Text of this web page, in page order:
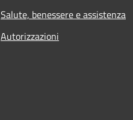
Salute, benessere e assistenza
Autorizzazioni